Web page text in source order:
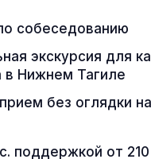
собеседованию
экскурсия для
в Нижнем Тагиле
без оглядки
поддержкой от